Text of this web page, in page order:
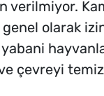
verilmiyor.
genel olarak
çevreyi